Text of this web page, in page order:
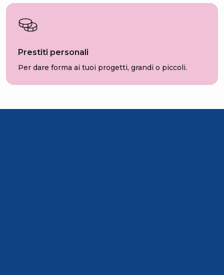
Prestiti personali
Per dare forma ai tuoi progetti, grandi o piccoli.